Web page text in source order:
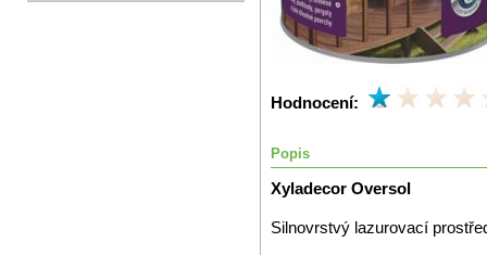
Hodnocení:
Popis
Xyladecor Oversol
Silnovrstvý lazurovací